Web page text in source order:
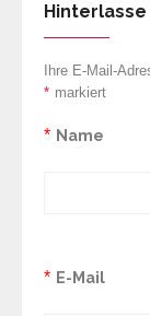
Ihre E-Mail-
markiert
*
Name
*
E-Mail
*